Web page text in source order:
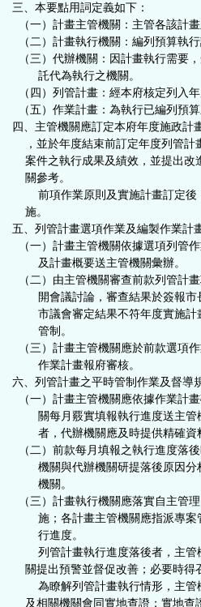
鈕
區
三、本要點用詞定義如下：
（一）計畫主管機關：主管各該計畫
（二）計畫執行機關：編列預算執行
（三）代辦機關：因計畫執行需要
託代為執行之機關。
（四）列管計畫：經本府核定列入年
（五）作業計畫：為執行已編列預
四、主管機關應訂定本府年度施政計
，並於年度結束前訂定年度列管計
案件之執行成果及績效，並提出改
關參考。
前項作業原則及實施計畫訂定後
施。
五、列管計畫選項作業及編製作業計
（一）計畫主管機關依據選項列管
及計畫概要送主管機關彙辦。
（二）由主管機關審查前款列管計
開會議討論，審查結果於簽報市
市議會審定結果不符年度實施計
管制。
（三）計畫主管機關應於前款選項
作業計畫報府審核。
六、列管計畫之平時管制作業及督導
（一）計畫主管機關應依據作業計
關每月覈實填報執行進度送主管
者，代辦機關應及時提供精確資
（二）前款每月填報之執行進度落
機關與代辦機關研提落後原因分
機關。
（三）計畫執行機關應落實自主管
施；各計畫主管機關應指派專案
行進度。
列管計畫執行進度落後者，主管
關提出預警並督促改善；必要時得
為瞭解列管計畫執行情形，主管
及相關機關會同實地查證；實地查